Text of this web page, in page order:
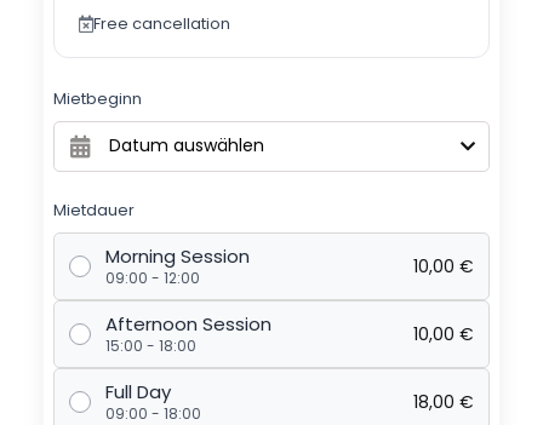
Free cancellation
Mietbeginn
Mietdauer
Morning Session
09:00 - 12:00 10,00 €
Afternoon Session
15:00 - 18:00 10,00 €
Full Day
09:00 - 18:00 18,00 €